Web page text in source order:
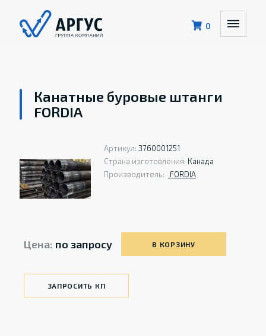
0
Канатные буровые штанги
FORDIA
Артикул: 3760001251
Страна изготовления: Канада
Производитель:
FORDIA
Цена: по запросу В КОРЗИНУ
ЗАПРОСИТЬ КП